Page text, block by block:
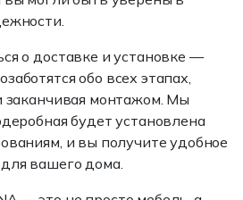
о доставке и установке —
обо всех этапах,
заканчивая монтажом. Мы
будет установлена
и вы получите удобное
вашего дома.